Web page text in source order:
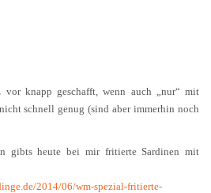
knapp geschafft, wenn auch „nur“ mit
schnell genug (sind aber immerhin noch
gibts heute bei mir fritierte Sardinen mit
2014/06/wm-spezial-fritierte-